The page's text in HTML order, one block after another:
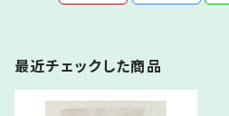
最近チェックした商品